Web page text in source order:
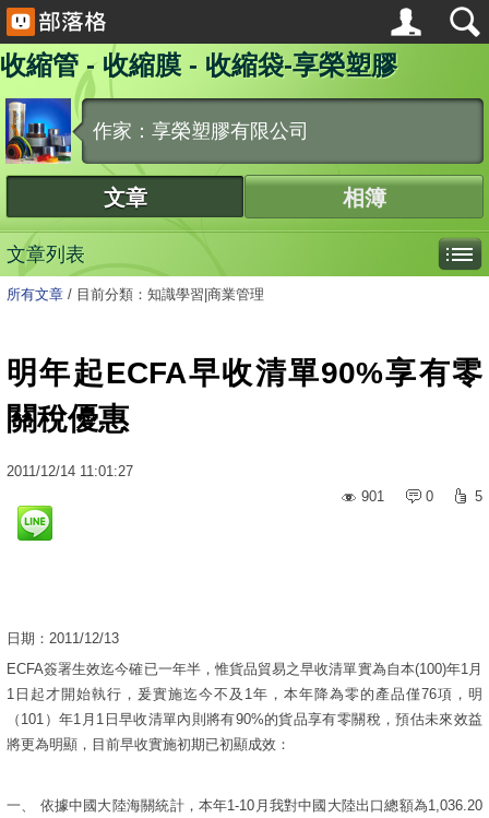
收縮管 - 收縮膜 - 收縮袋-享榮塑膠
作家：享榮塑膠有限公司
文章 相簿
文章列表
所有文章 / 目前分類：知識學習|商業管理
明年起ECFA早收清單90%享有零
關稅優惠
2011/12/14 11:01:27
901
0 5
日期：2011/12/13
ECFA簽署生效迄今確已一年半，惟貨品貿易之早收清單實為自本(100)年1月
1 日起才開始執行，爰實施迄今不及 1年，本年降為零的產品僅76項，明
（ 101 ）年1 月 1 日早收清單內則將有90%的貨品享有零關稅，預估未來效益
將更為明顯，目前早收實施初期已初顯成效：
一、 依據中國大陸海關統計，本年1-10 月我對中國大陸出口總額為1,036.20